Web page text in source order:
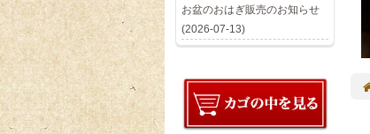
お盆のおはぎ販売のお知らせ
(2026-07-13)